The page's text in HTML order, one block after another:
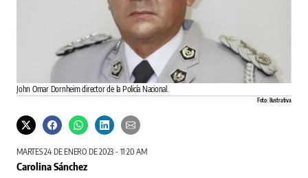
John Omar Dornheim director de la Policía Nacional.
Foto: Ilustrativa
MARTES 24 DE ENERO DE 2023 - 11:20 AM
Carolina Sánchez